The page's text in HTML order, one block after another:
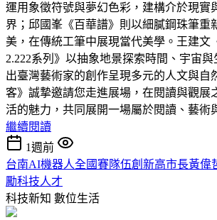
運用象徵符號與夢幻色彩，建構介於現實
界；邱國峯《百華譜》則以細膩鋼珠筆重
美，在傳統工筆中展現當代美學。王建文
2.222系列》以抽象地景探索時間、宇宙
出臺灣藝術家的創作呈現多元的人文與自
客》誠摯邀請您走進展場，在閱讀與觀展
活的魅力，共同展開一場屬於閱讀、藝術
繼續閱讀
1週前
台南AI機器人全國賽隊伍創新高市長黃偉
勵科技人才
科技新知 數位生活